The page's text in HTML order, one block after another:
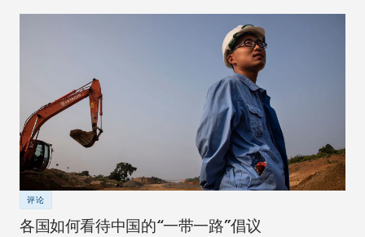
评论
各国如何看待中国的“一带一路”倡议